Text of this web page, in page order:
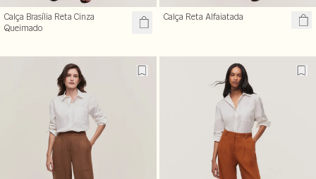
Calça Brasília Reta Cinza
Queimado
Calça Reta Alfaiatada